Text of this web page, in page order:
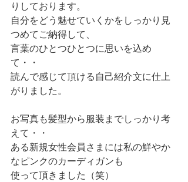
りしております。
自分をどう魅せていくかをしっかり見
つめてご納得して、
言葉のひとつひとつに思いを込め
て・・
読んで感じて頂ける自己紹介文に仕上
がりました。
お写真も髪型から服装までしっかり考
えて・・
ある新規女性会員さまには私の鮮やか
なピンクのカーディガンも
使って頂きました（笑）